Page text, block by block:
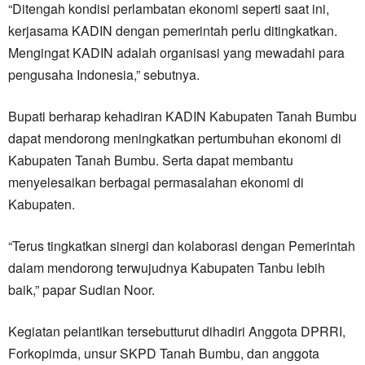
“Ditengah kondisi perlambatan ekonomi seperti saat ini,
kerjasama KADIN dengan pemerintah perlu ditingkatkan.
Mengingat KADIN adalah organisasi yang mewadahi para
pengusaha Indonesia,” sebutnya.
Bupati berharap kehadiran KADIN Kabupaten Tanah Bumbu
dapat mendorong meningkatkan pertumbuhan ekonomi di
Kabupaten Tanah Bumbu. Serta dapat membantu
menyelesaikan berbagai permasalahan ekonomi di
Kabupaten.
“Terus tingkatkan sinergi dan kolaborasi dengan Pemerintah
dalam mendorong terwujudnya Kabupaten Tanbu lebih
baik,” papar Sudian Noor.
Kegiatan pelantikan tersebutturut dihadiri Anggota DPRRI,
Forkopimda, unsur SKPD Tanah Bumbu, dan anggota